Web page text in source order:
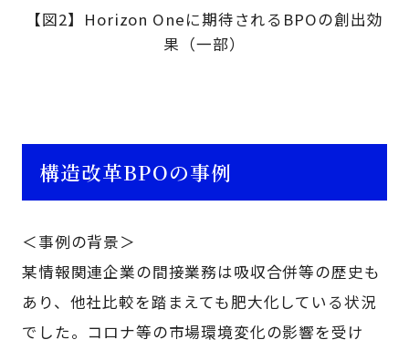
【図2】Horizon Oneに期待されるBPOの創出効
果（一部）
構造改革BPOの事例
＜事例の背景＞
某情報関連企業の間接業務は吸収合併等の歴史も
あり、他社比較を踏まえても肥大化している状況
でした。コロナ等の市場環境変化の影響を受け